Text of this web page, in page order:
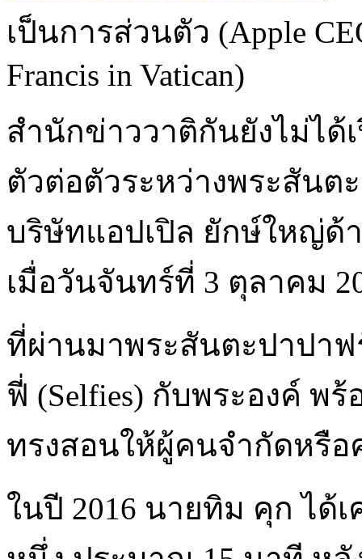
เป็นการส่วนตัว (Apple
Francis in Vatican)
สำนักข่าววาติกันยังไม่ได้
ตัวต่อตัวระหว่างพระสัน
บริษัทแอปเปิล ยักษ์ใหญ่ด้
เมื่อวันจันทร์ที่ 3 ตุลาคม
ที่ผ่านมาพระสันตะปาปา
ฟี่ (Selfies) กับพระองค์ พ
ทรงสอนให้ผู้คนจำกัดหรื
ในปี 2016 นายทิม คุก ได้